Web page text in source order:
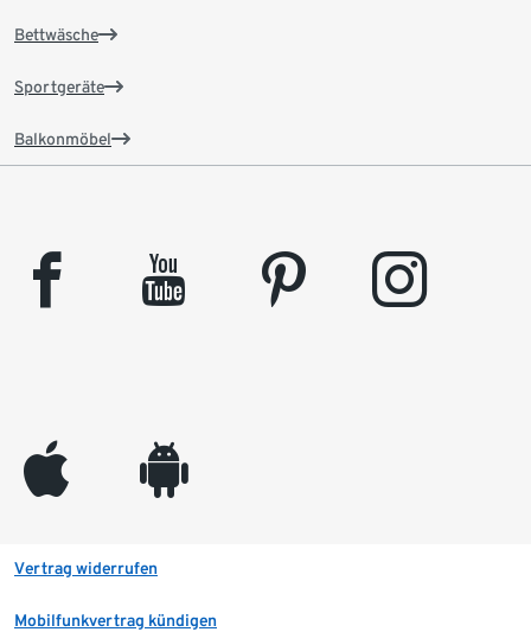
Bettwäsche
Sportgeräte
Balkonmöbel
facebook youtube pinterest instagram
appleinc android
Vertrag widerrufen
Mobilfunkvertrag kündigen